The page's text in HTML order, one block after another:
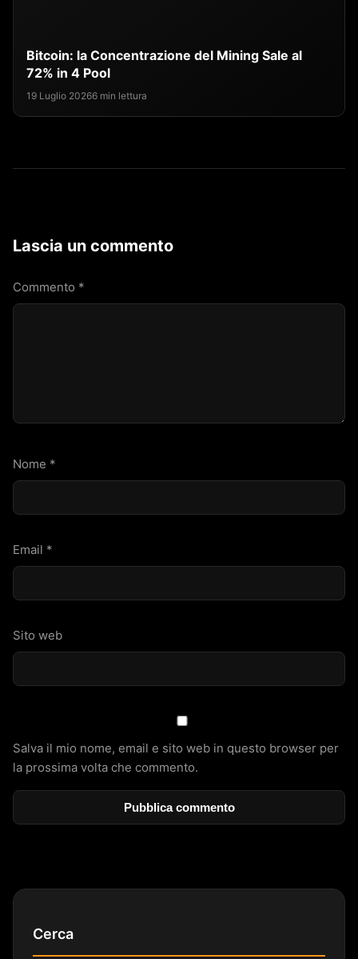
Bitcoin: la Concentrazione del Mining Sale al
72% in 4 Pool
19 Luglio 20266 min lettura
Lascia un commento
Commento *
Nome *
Email *
Sito web
Salva il mio nome, email e sito web in questo browser per
la prossima volta che commento.
Cerca